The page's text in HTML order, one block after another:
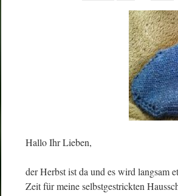
Hallo Ihr Lieben,
der Herbst ist da und es wird langsam
Zeit für meine selbstgestrickten